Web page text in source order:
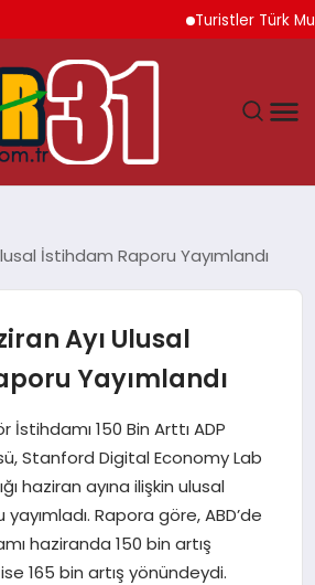
Turistler Türk
İstihdam Raporu Yayımlandı
Ayı Ulusal
Yayımlandı
İstihdamı 150 Bin Arttı ADP
Stanford Digital Economy Lab
haziran ayına ilişkin ulusal
Rapora göre, ABD’de
haziranda 150 bin artış
165 bin artış yönündeydi.